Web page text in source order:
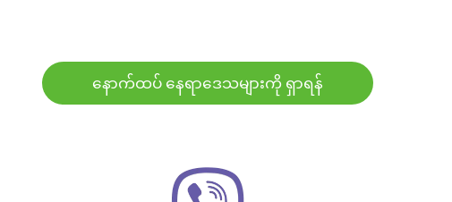
နောက်ထပ် နေရာဒေသများကို ရှာရန်